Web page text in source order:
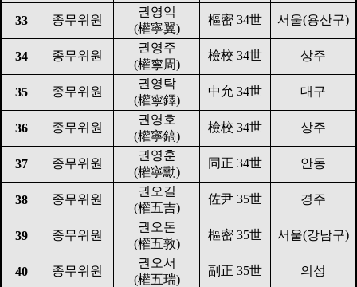
33 종무위원
권영익
(權寧翼)
樞密 34世 서울(용산구)
34 종무위원
권영주
(權寧周)
檢校 34世 상주
35 종무위원
권영탁
(權寧鐸)
中允 34世 대구
36 종무위원
권영호
(權寧鎬)
檢校 34世 상주
37 종무위원
권영훈
(權寧勳)
同正 34世 안동
38 종무위원
권오길
(權五吉)
佐尹 35世 경주
39 종무위원
권오돈
(權五敦)
樞密 35世 서울(강남구)
40 종무위원
권오서
(權五瑞)
副正 35世 의성